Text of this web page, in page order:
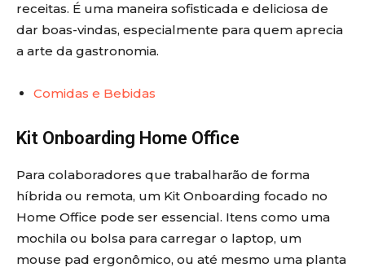
receitas. É uma maneira sofisticada e deliciosa de
dar boas-vindas, especialmente para quem aprecia
a arte da gastronomia.
Comidas e Bebidas
Kit Onboarding Home Office
Para colaboradores que trabalharão de forma
híbrida ou remota, um Kit Onboarding focado no
Home Office pode ser essencial. Itens como uma
mochila ou bolsa para carregar o laptop, um
mouse pad ergonômico, ou até mesmo uma planta